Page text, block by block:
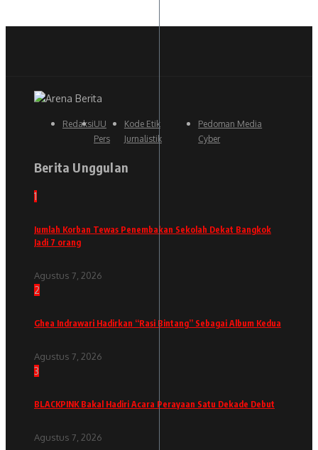
RedaksiUU
Pers
Kode Etik
Jurnalistik
Pedoman Media
Cyber
Berita Unggulan
1
Jumlah Korban Tewas Penembakan Sekolah Dekat Bangkok
Jadi 7 orang
Agustus 7, 2026
2
Ghea Indrawari Hadirkan “Rasi Bintang” Sebagai Album Kedua
Agustus 7, 2026
3
BLACKPINK Bakal Hadiri Acara Perayaan Satu Dekade Debut
Agustus 7, 2026